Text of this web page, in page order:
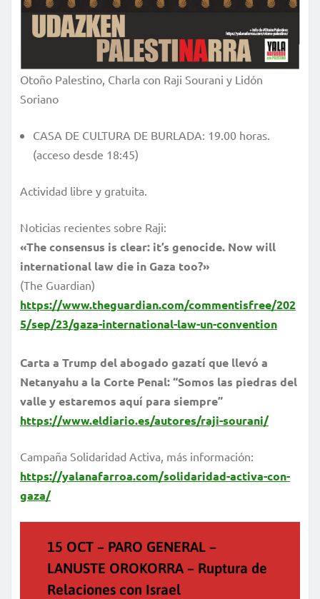
Otoño Palestino, Charla con Raji Sourani y Lidón
Soriano
CASA DE CULTURA DE BURLADA: 19.00 horas.
(acceso desde 18:45)
Actividad libre y gratuita.
Noticias recientes sobre Raji:
«The consensus is clear: it’s genocide. Now will
international law die in Gaza too?»
(The Guardian)
https://www.theguardian.com/commentisfree/202
5/sep/23/gaza-international-law-un-convention
Carta a Trump del abogado gazatí que llevó a
Netanyahu a la Corte Penal: “Somos las piedras del
valle y estaremos aquí para siempre”
https://www.eldiario.es/autores/raji-sourani/
Campaña Solidaridad Activa, más información:
https://yalanafarroa.com/solidaridad-activa-con-
gaza/
15 OCT – PARO GENERAL –
LANUSTE OROKORRA – Ruptura de
Relaciones con Israel